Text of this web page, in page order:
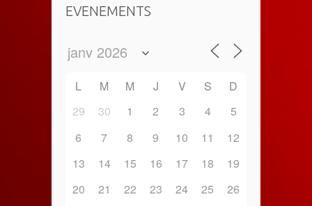
EVENEMENTS
L M M J V S
D
29
30 1 2 3 4
5
6
7 8 9 10 11
12
13
14 15 16 17 18
19
20
21 22 23 24 25
26